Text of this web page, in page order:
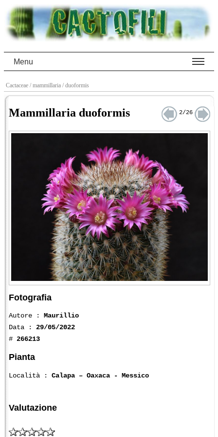
Menu
Cactaceae / mammillaria / duoformis
Mammillaria duoformis 2/26
Fotografia
Autore : Maurillio
Data : 29/05/2022
# 266213
Pianta
Località : Calapa – Oaxaca - Messico
Valutazione